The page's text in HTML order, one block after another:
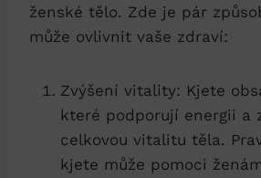
ženské tělo. Zde je pár
může ovlivnit vaše zdraví:
Zvýšení vitality: Kjete
které podporují energii a
celkovou vitalitu těla.
kjete může pomoci